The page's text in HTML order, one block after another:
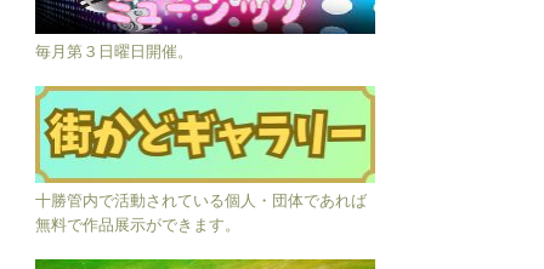
毎月第３日曜日開催。
十勝管内で活動されている個人・団体であれば
無料で作品展示ができます。